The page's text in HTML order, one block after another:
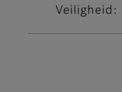
Veiligheid: